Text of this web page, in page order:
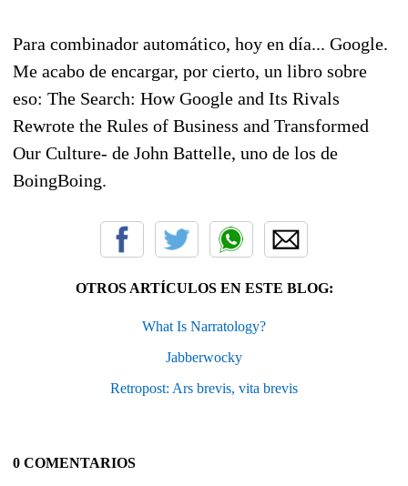
Para combinador automático, hoy en día... Google.
Me acabo de encargar, por cierto, un libro sobre
eso: The Search: How Google and Its Rivals
Rewrote the Rules of Business and Transformed
Our Culture- de John Battelle, uno de los de
BoingBoing.
OTROS ARTÍCULOS EN ESTE BLOG:
What Is Narratology?
Jabberwocky
Retropost: Ars brevis, vita brevis
0 COMENTARIOS